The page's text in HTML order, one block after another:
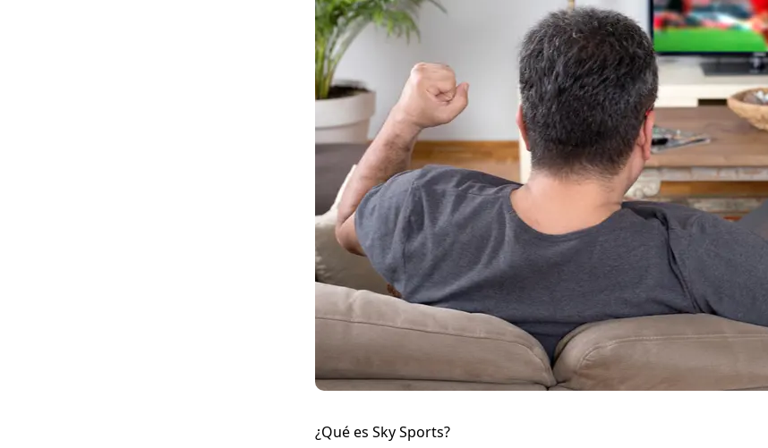
¿Qué es Sky Sports?